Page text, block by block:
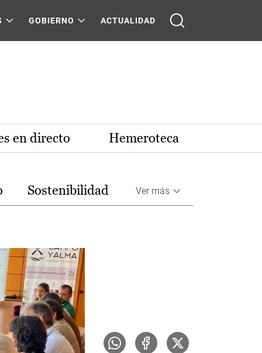
GOBIERNO ACTUALIDAD
en directo Hemeroteca
Sostenibilidad Ver más